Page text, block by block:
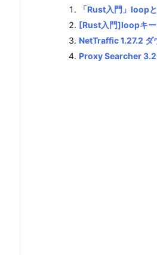
「Rust入門」loop
[Rust入門]loopキー
NetTraffic 1.27.2 ダ
Proxy Searcher 3.2